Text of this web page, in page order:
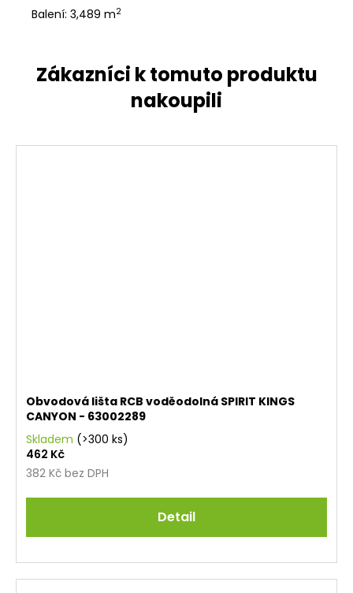
Balení: 3,489 m2
Obvodová lišta RCB voděodolná SPIRIT KINGS
CANYON - 63002289
Skladem (>300 ks)
382 Kč bez DPH
462 Kč
Detail